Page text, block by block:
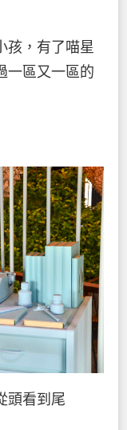
孩，有了喵星
一區又一區的
頭看到尾